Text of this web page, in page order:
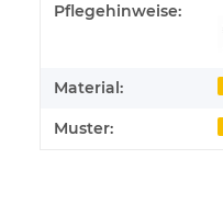
Pflegehinweise:
Material:
Muster: